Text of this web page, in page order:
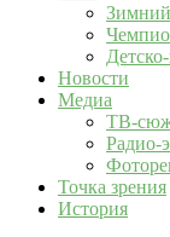
Новости
Медиа
ТВ-
Радио-
Точка зрения
История